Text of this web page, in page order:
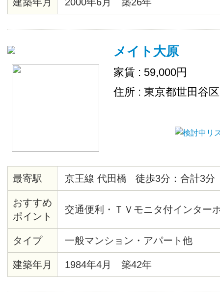
ます
メイト大原
家賃 : 59,000円
住所 : 東京都世田谷
最寄駅 京王線 代田橋 徒歩3分：合計3分
おすすめ
ポイント
交通便利・ＴＶモニタ付インター
タイプ 一般マンション・アパート他
建築年月 1984年4月 築42年